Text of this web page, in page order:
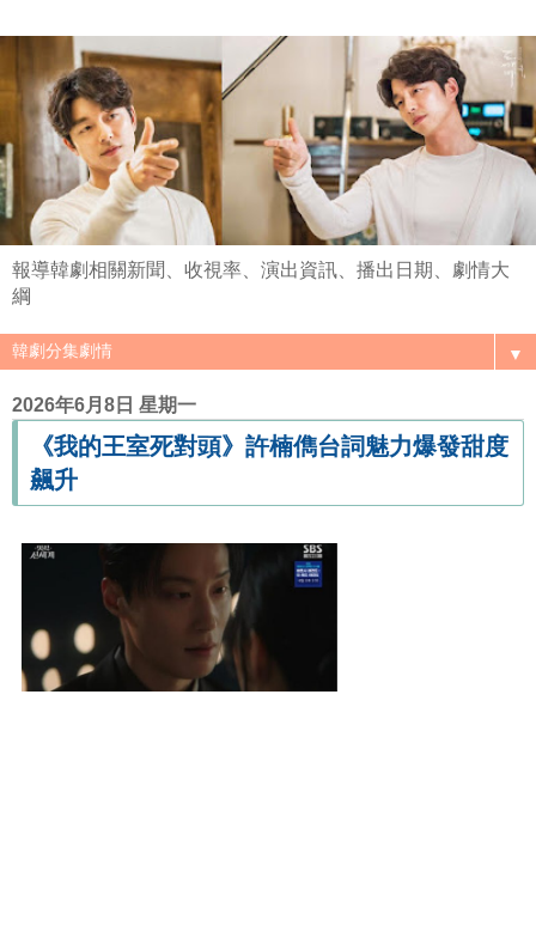
報導韓劇相關新聞、收視率、演出資訊、播出日期、劇情大
綱
▼
2026年6月8日 星期一
《我的王室死對頭》許楠儁台詞魅力爆發甜度
飆升